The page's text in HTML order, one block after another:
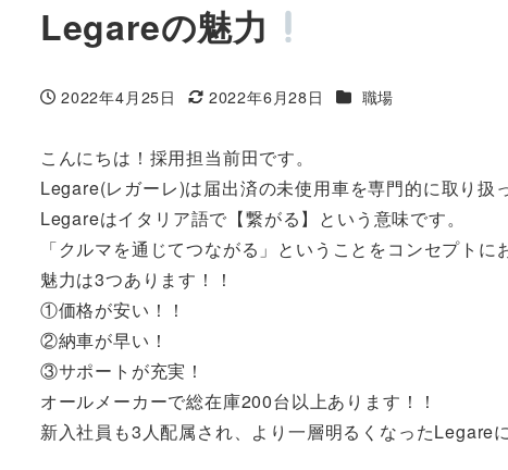
Legareの魅力
投稿日
2022年4月25日
更新日
2022年6月28日 カテゴリー
職場
こんにちは！採用担当前田です。
Legare(レガーレ)は届出済の未使用車を専門的に取り扱
Legareはイタリア語で【繋がる】という意味です。
「クルマを通じてつながる」ということをコンセプトに
魅力は3つあります！！
①価格が安い！！
②納車が早い！
③サポートが充実！
オールメーカーで総在庫200台以上あります！！
新入社員も3人配属され、より一層明るくなったLegare